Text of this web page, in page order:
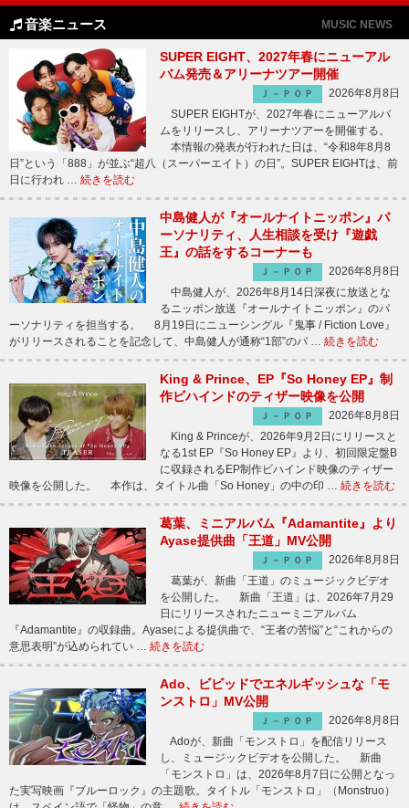
音楽ニュース MUSIC NEWS
SUPER EIGHT、2027年春にニューアル
バム発売＆アリーナツアー開催
Ｊ－ＰＯＰ
2026年8月8日
SUPER EIGHTが、2027年春にニューアルバ
ムをリリースし、アリーナツアーを開催する。
本情報の発表が行われた日は、“令和8年8月8
日”という「888」が並ぶ“超八（スーパーエイト）の日”。SUPER EIGHTは、前
日に行われ … 続きを読む
中島健人が『オールナイトニッポン』パ
ーソナリティ、人生相談を受け『遊戯
王』の話をするコーナーも
Ｊ－ＰＯＰ
2026年8月8日
中島健人が、2026年8月14日深夜に放送とな
るニッポン放送『オールナイトニッポン』のパ
ーソナリティを担当する。 8月19日にニューシングル『鬼事 / Fiction Love』
がリリースされることを記念して、中島健人が通称“1部”のパ … 続きを読む
King & Prince、EP『So Honey EP』制
作ビハインドのティザー映像を公開
Ｊ－ＰＯＰ
2026年8月8日
King & Princeが、2026年9月2日にリリースと
なる1st EP『So Honey EP』より、初回限定盤B
に収録されるEP制作ビハインド映像のティザー
映像を公開した。 本作は、タイトル曲「So Honey」の中の印 … 続きを読む
葛葉、ミニアルバム『Adamantite』より
Ayase提供曲「王道」MV公開
Ｊ－ＰＯＰ
2026年8月8日
葛葉が、新曲「王道」のミュージックビデオ
を公開した。 新曲「王道」は、2026年7月29
日にリリースされたニューミニアルバム
『Adamantite』の収録曲。Ayaseによる提供曲で、“王者の苦悩”と“これからの
意思表明”が込められてい … 続きを読む
Ado、ビビッドでエネルギッシュな「モ
ンストロ」MV公開
Ｊ－ＰＯＰ
2026年8月8日
Adoが、新曲「モンストロ」を配信リリース
し、ミュージックビデオを公開した。 新曲
「モンストロ」は、2026年8月7日に公開となっ
た実写映画『ブルーロック』の主題歌。タイトル「モンストロ」（Monstruo）